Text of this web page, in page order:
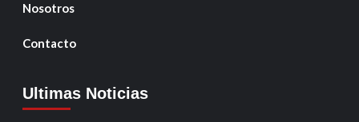
Nosotros
Contacto
Ultimas Noticias